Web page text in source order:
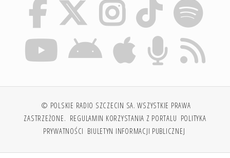
© POLSKIE RADIO SZCZECIN SA. WSZYSTKIE PRAWA
ZASTRZEŻONE. REGULAMIN KORZYSTANIA Z PORTALU POLITYKA
PRYWATNOŚCI BIULETYN INFORMACJI PUBLICZNEJ